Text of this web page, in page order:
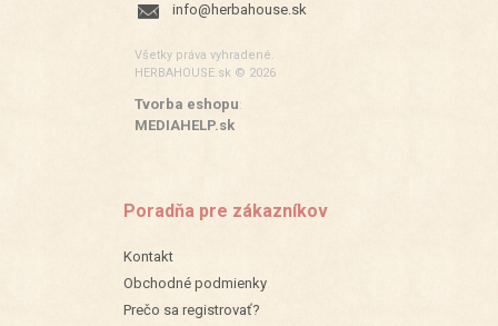
info@herbahouse.sk
Všetky práva vyhradené.
HERBAHOUSE.sk © 2026
Tvorba eshopu:
MEDIAHELP.sk
Poradňa pre zákazníkov
Kontakt
Obchodné podmienky
Prečo sa registrovať?